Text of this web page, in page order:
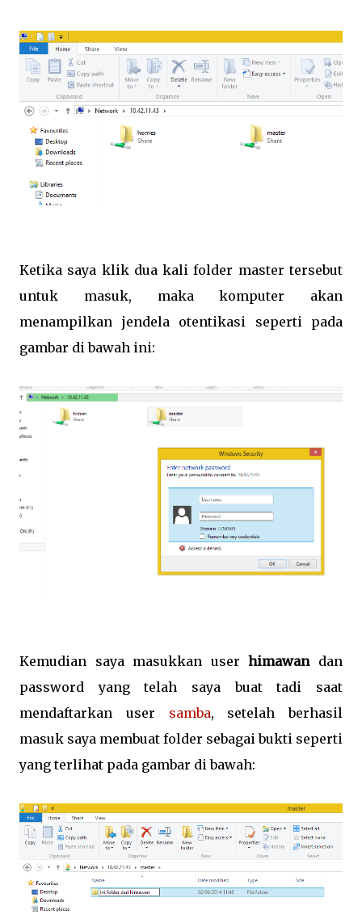
Ketika saya klik dua kali folder master tersebut
untuk masuk, maka komputer akan
menampilkan jendela otentikasi seperti pada
gambar di bawah ini:
Kemudian saya masukkan userhimawandan
password yang telah saya buat tadi saat
mendaftarkan user samba, setelah berhasil
masuk saya membuat folder sebagai bukti seperti
yang terlihat pada gambar di bawah: